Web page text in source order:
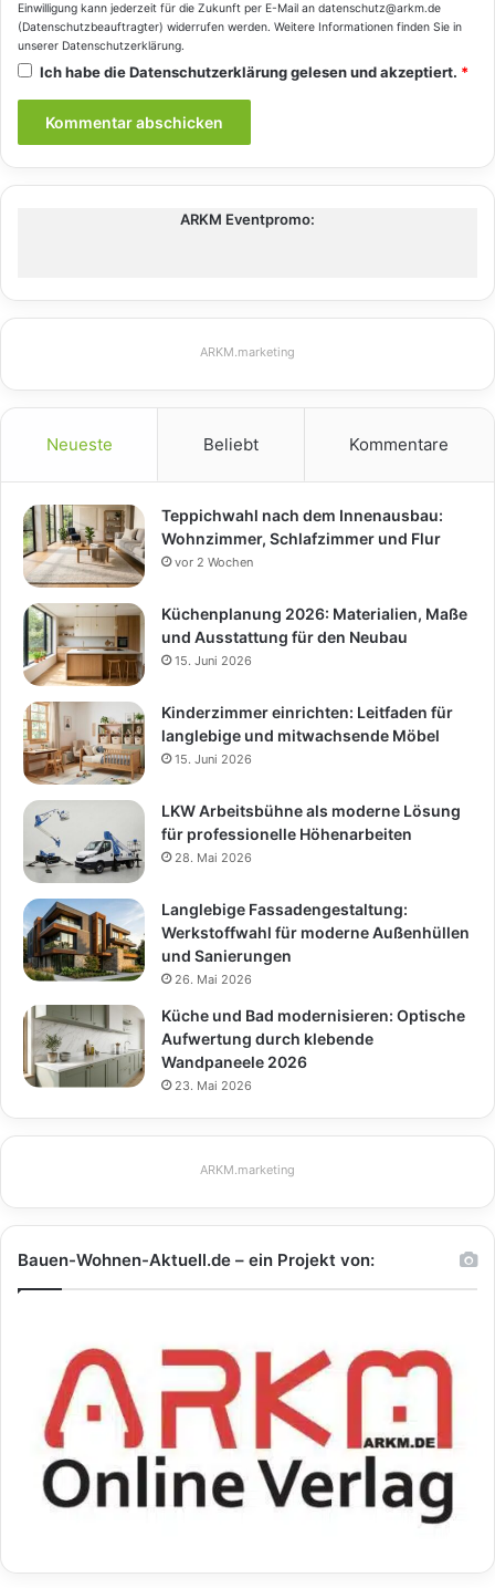
Einwilligung kann jederzeit für die Zukunft per E-Mail an datenschutz@arkm.de
(Datenschutzbeauftragter) widerrufen werden. Weitere Informationen finden Sie in
unserer Datenschutzerklärung.
Ich habe dieDatenschutzerklärunggelesen und akzeptiert. *
ARKM Eventpromo:
ARKM.marketing
Neueste Beliebt Kommentare
Teppichwahl nach dem Innenausbau:
Wohnzimmer, Schlafzimmer und Flur
vor 2 Wochen
Küchenplanung 2026: Materialien, Maße
und Ausstattung für den Neubau
15. Juni 2026
Kinderzimmer einrichten: Leitfaden für
langlebige und mitwachsende Möbel
15. Juni 2026
LKW Arbeitsbühne als moderne Lösung
für professionelle Höhenarbeiten
28. Mai 2026
Langlebige Fassadengestaltung:
Werkstoffwahl für moderne Außenhüllen
und Sanierungen
26. Mai 2026
Küche und Bad modernisieren: Optische
Aufwertung durch klebende
Wandpaneele 2026
23. Mai 2026
ARKM.marketing
Bauen-Wohnen-Aktuell.de – ein Projekt von: